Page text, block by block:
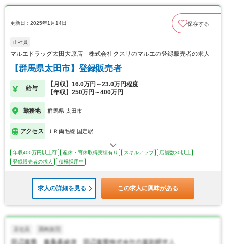
更新日：2025年1月14日 保存する
正社員
マルエドラッグ太田大原店 株式会社クスリのマルエの登録販売者の求人
【群馬県太田市】登録販売者
給与
【月収】16.0万円～23.0万円程度
【年収】250万円～400万円
勤務地 群馬県 太田市
アクセス ＪＲ両毛線 国定駅
年収400万円以上可 産休・育休取得実績有り スキルアップ
店舗数30以上
登録販売者の求人
積極採用中
求人の詳細を見る この求人に興味がある